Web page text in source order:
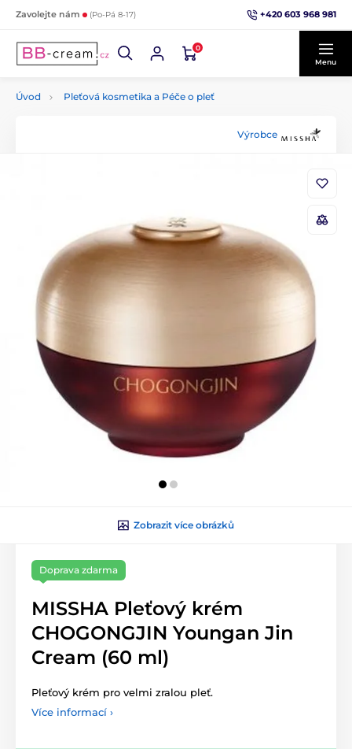
Zavolejte nám (Po-Pá 8-17) +420 603 968 981
0
Menu
Úvod Pleťová kosmetika a Péče o pleť
Výrobce
Zobrazit více obrázků
Doprava zdarma
MISSHA Pleťový krém
CHOGONGJIN Youngan Jin
Cream (60 ml)
Pleťový krém pro velmi zralou pleť.
Více informací ›